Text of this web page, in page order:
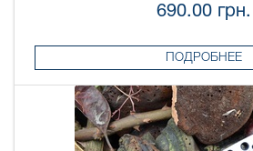
690.00 грн.
ПОДРОБНЕЕ